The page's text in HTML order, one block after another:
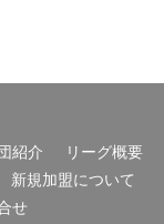
紹介
リーグ概要
新規加盟について
せ